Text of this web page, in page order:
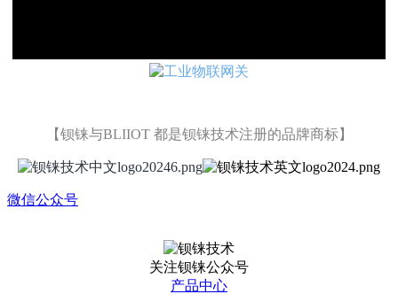
【钡铼与BLIIOT 都是钡铼技术注册的品牌商标】
微信公众号
关注钡铼公众号
产品中心